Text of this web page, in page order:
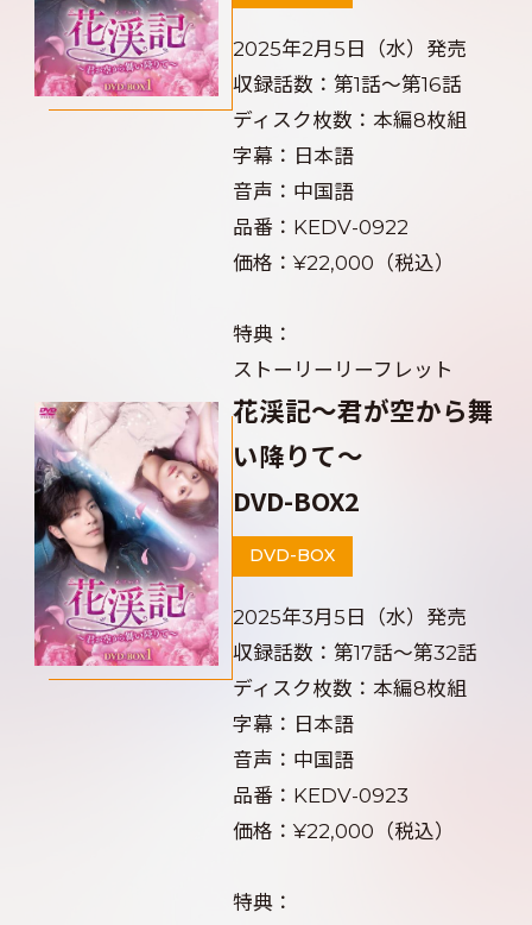
2025年2月5日（水）発売
収録話数：第1話～第16話
ディスク枚数：本編8枚組
字幕：日本語
音声：中国語
品番：KEDV-0922
価格：¥22,000（税込）
特典：
ストーリーリーフレット
花渓記～君が空から舞
い降りて～
DVD-BOX2
DVD-BOX
2025年3月5日（水）発売
収録話数：第17話～第32話
ディスク枚数：本編8枚組
字幕：日本語
音声：中国語
品番：KEDV-0923
価格：¥22,000（税込）
特典：